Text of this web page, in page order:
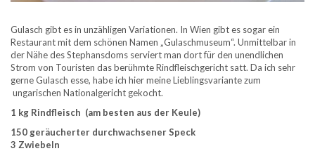
Gulasch gibt es in unzähligen Variationen. In Wien gibt es sogar ein
Restaurant mit dem schönen Namen „Gulaschmuseum“. Unmittelbar in
der Nähe des Stephansdoms serviert man dort für den unendlichen
Strom von Touristen das berühmte Rindfleischgericht satt. Da ich sehr
gerne Gulasch esse, habe ich hier meine Lieblingsvariante zum
ungarischen Nationalgericht gekocht.
1 kg Rindfleisch (am besten aus der Keule)
150 geräucherter durchwachsener Speck
3 Zwiebeln